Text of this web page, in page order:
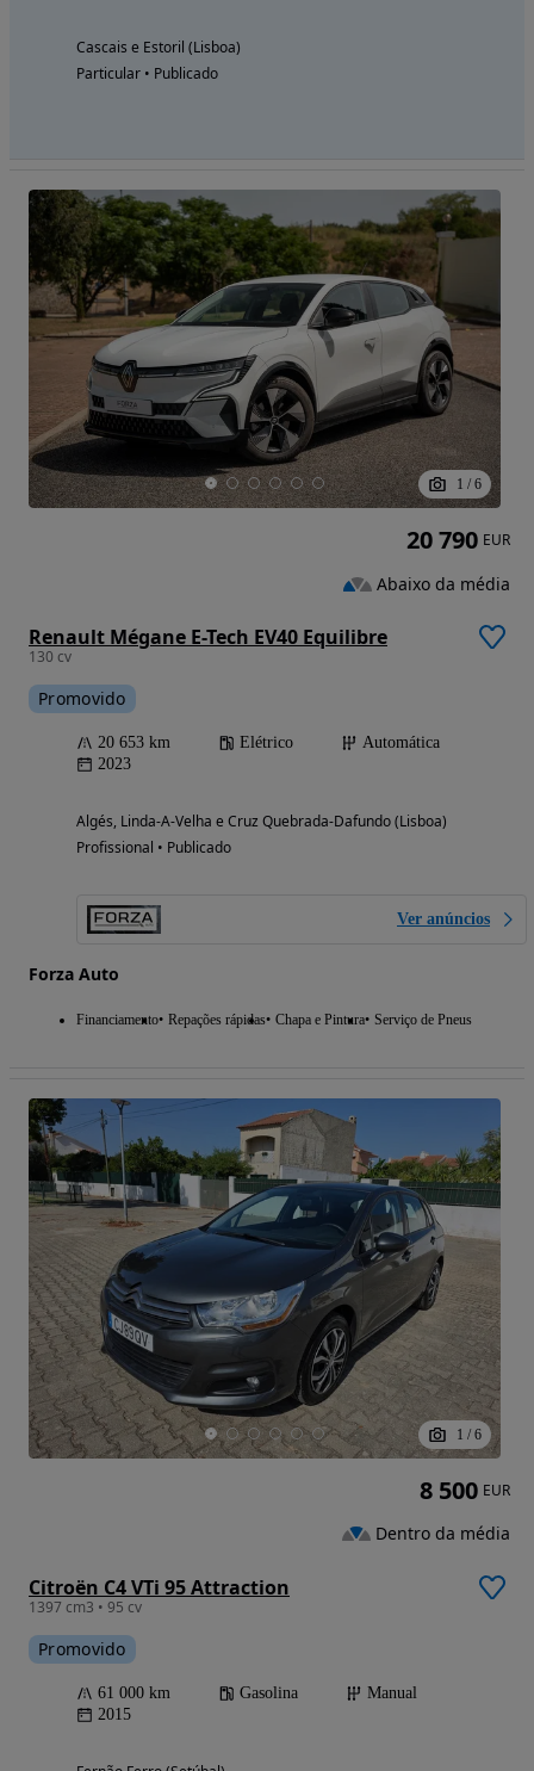
Cascais e Estoril (Lisboa)
Particular • Publicado
1 / 6
Renault Mégane E-Tech EV40 Equilibre
130 cv
Promovido
20 653 km Elétrico
Automática
2023
Algés, Linda-A-Velha e Cruz Quebrada-Dafundo (Lisboa)
Profissional • Publicado
Ver anúncios
Forza Auto
Financiamento Repações rápidas Chapa e Pintura Serviço de Pneus
20 790 EUR
Abaixo da média
1 / 6
Citroën C4 VTi 95 Attraction
1397 cm3 • 95 cv
Promovido
61 000 km Gasolina
Manual
2015
8 500 EUR
Dentro da média